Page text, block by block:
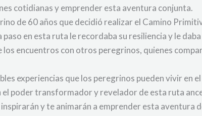
cotidianas y emprender esta aventura conjunta.
de 60 años que decidió realizar el Camino
en esta ruta le recordaba su resiliencia y le
encuentros con otros peregrinos, quienes
experiencias que los peregrinos pueden vivir en
poder transformador y revelador de esta ruta
y te animarán a emprender esta aventura